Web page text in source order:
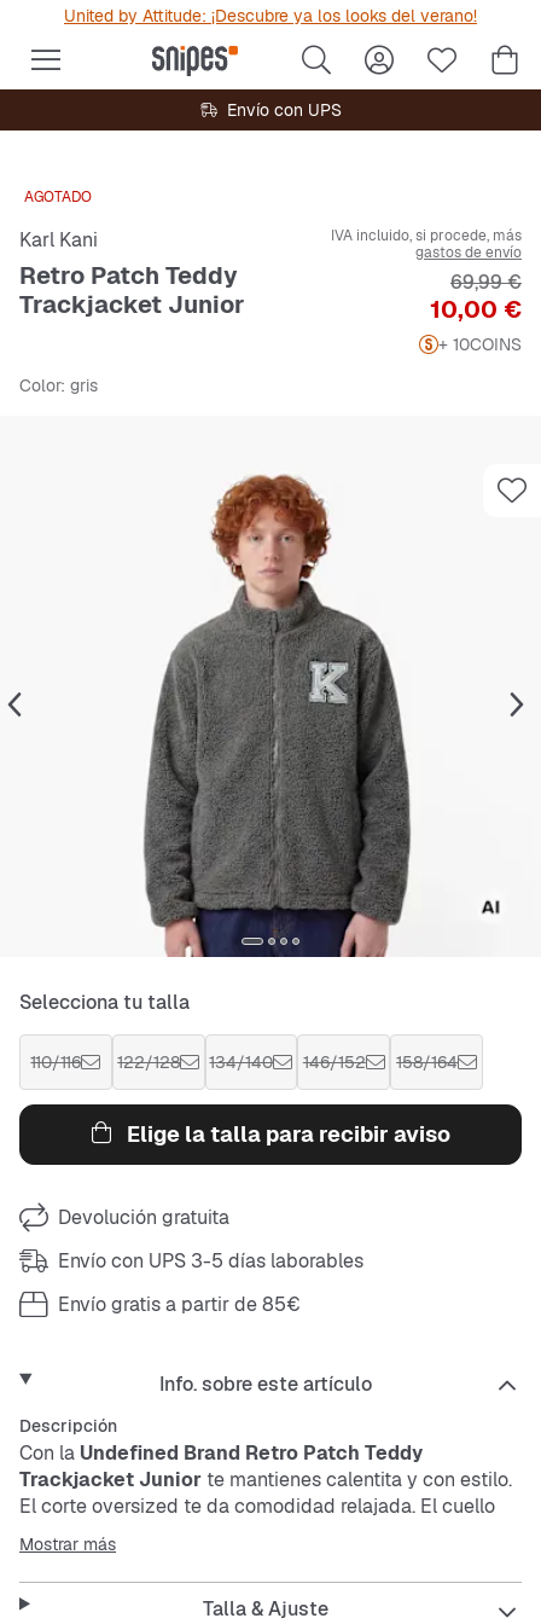
United by Attitude: ¡Descubre ya los looks del verano!
Envío con UPS
AGOTADO
Karl Kani
Retro Patch Teddy
Trackjacket Junior
IVA incluido, si procede, más
gastos de envío
Precio
10,00 €
Precio
69,99 €
+ 10COINS
Color: gris
Selecciona tu talla
110/116 122/128 134/140 146/152 158/164
Elige la talla para recibir aviso
Devolución gratuita
Envío con UPS 3-5 días laborables
Envío gratis a partir de 85€
Info. sobre este artículo
Descripción
Con la Undefined Brand Retro Patch Teddy
Trackjacket Junior te mantienes calentita y con estilo.
El corte oversized te da comodidad relajada. El cuello
alto te protege del viento, mientras que el material fácil
de cuidar hace tu día a día más sencillo.
Mostrar más
Talla & Ajuste